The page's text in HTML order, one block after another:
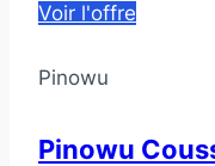
Voir l'offre
Pinowu
Pinowu